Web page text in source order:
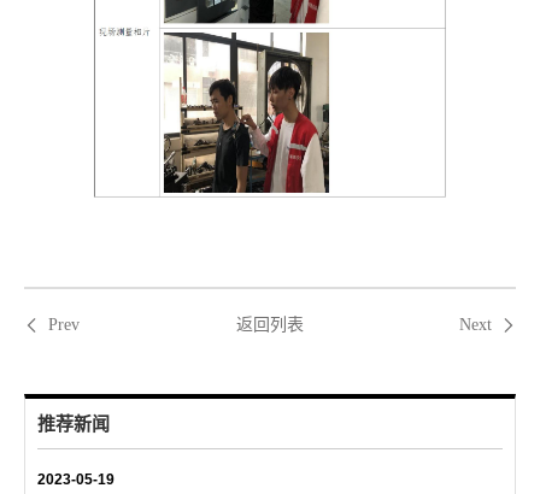
Prev 返回列表 Next
推荐新闻
2023-05-19